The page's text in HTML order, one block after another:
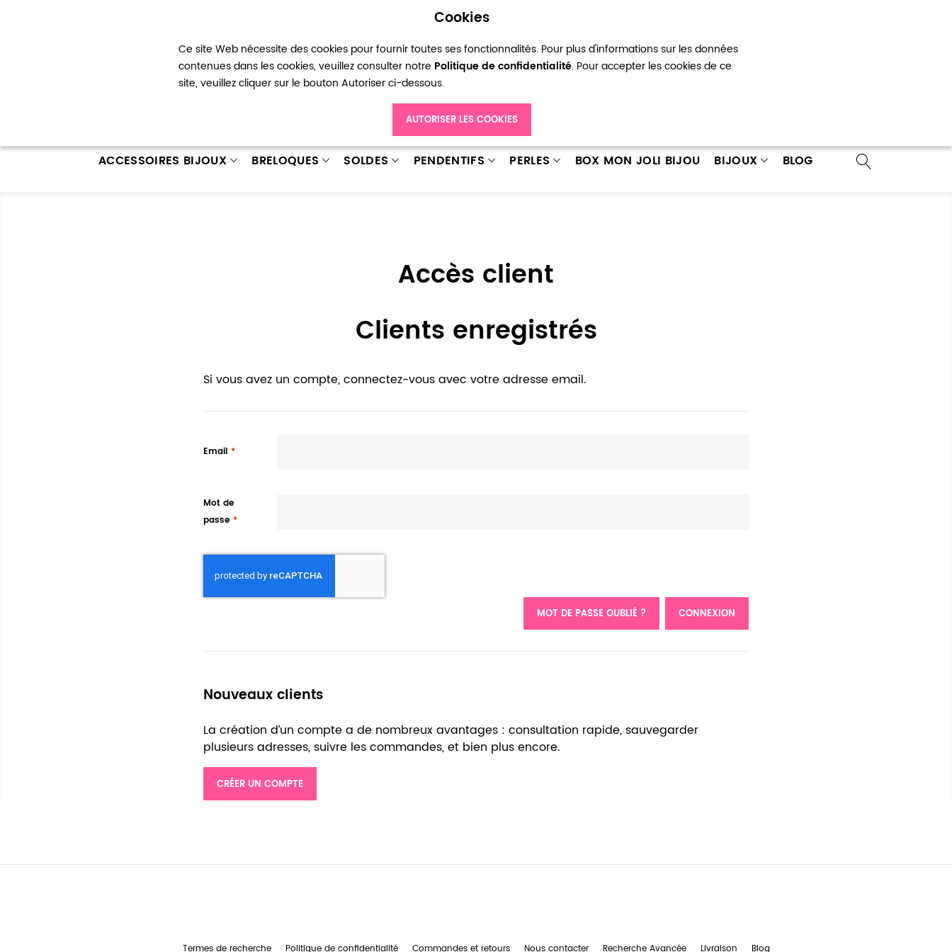
Cookies
Ce site Web nécessite des cookies pour fournir toutes ses fonctionnalités. Pour plus d'informations sur les données
contenues dans les cookies, veuillez consulter notre Politique de confidentialité. Pour accepter les cookies de ce
site, veuillez cliquer sur le bouton Autoriser ci-dessous.
AUTORISER LES COOKIES
Mon compte Ma liste d’envies Connexion Créer un compte
ACCESSOIRES BIJOUX BRELOQUES SOLDES PENDENTIFS PERLES BOX MON JOLI BIJOU BIJOUX BLOG
Accès client
Clients enregistrés
Si vous avez un compte, connectez-vous avec votre adresse email.
Email
Mot de
passe
CONNEXION
MOT DE PASSE OUBLIÉ ?
Nouveaux clients
La création d’un compte a de nombreux avantages : consultation rapide, sauvegarder
plusieurs adresses, suivre les commandes, et bien plus encore.
CRÉER UN COMPTE
Termes de recherche Politique de confidentialité Commandes et retours Nous contacter Recherche Avancée Livraison Blog